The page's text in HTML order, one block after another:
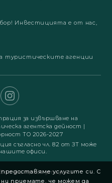
Инвестицията е от нас,
туристическите агенции
за извършване на
агентска дейност |
ТО 2026-2027
съгласно чл. 82 от ЗТ може
офиси.
права запазениуслугите си. С
ни приемате, че можем да